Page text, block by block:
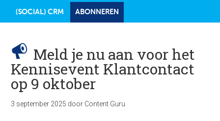
(SOCIAL) CRM ABONNEREN
Meld je nu aan voor het
Kennisevent Klantcontact
op 9 oktober
3 september 2025 door Content Guru